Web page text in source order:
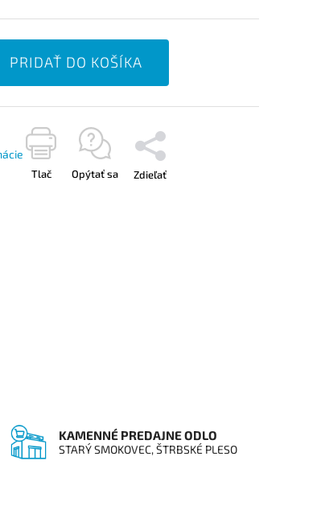
PRIDAŤ DO KOŠÍKA
Tlač Opýtať sa Zdieľať
KAMENNÉ PREDAJNE ODLO
STARÝ SMOKOVEC, ŠTRBSKÉ PLESO